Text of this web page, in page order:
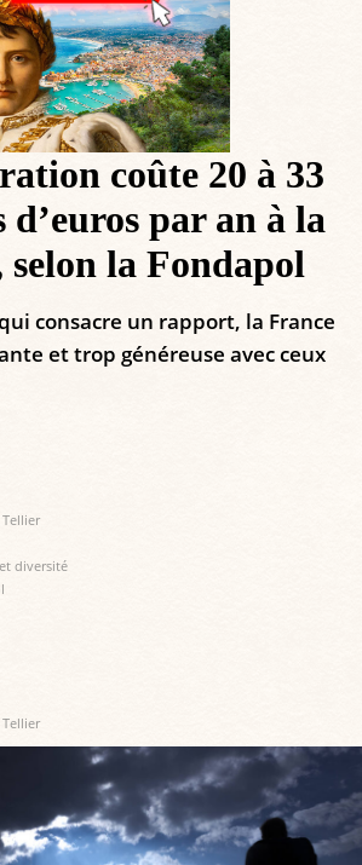
coûte 20 à 33
par an à la
selon la Fondapol
consacre un rapport, la France
et trop généreuse avec ceux
Tellier
diversité
Tellier